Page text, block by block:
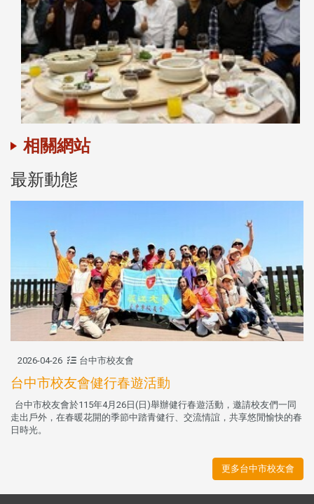
相關網站
最新動態
2026-04-26 台中市校友會
台中市校友會健行春遊活動
台中市校友會於115年4月26日(日)舉辦健行春遊活動，邀請校友們一同
走出戶外，在春暖花開的季節中踏青健行、交流情誼，共享悠閒愉快的春
日時光。
更多台中市校友會